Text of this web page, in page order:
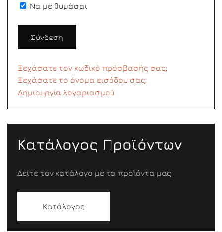
Να με θυμάσαι
Σύνδεση
Ξεχάσατε τον κωδικό πρόσβασής σας;
Ξεχάσατε το όνομα εισόδου σας;
Δημιουργία λογαριασμού
Κατάλογος Προϊόντων
Δείτε τον κατάλογο με τα προϊόντα μας
Κατάλογος